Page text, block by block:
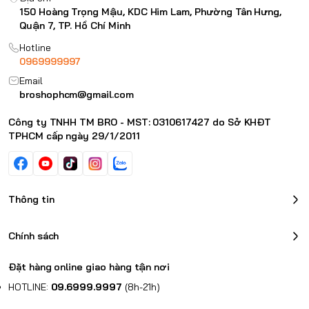
150 Hoàng Trọng Mậu, KDC Him Lam, Phường Tân Hưng,
Quận 7, TP. Hồ Chí Minh
Hotline
0969999997
Email
broshophcm@gmail.com
Công ty TNHH TM BRO - MST: 0310617427 do Sở KHĐT
TPHCM cấp ngày 29/1/2011
Thông tin
Chính sách
Đặt hàng online giao hàng tận nơi
HOTLINE: 09.6999.9997 (8h-21h)